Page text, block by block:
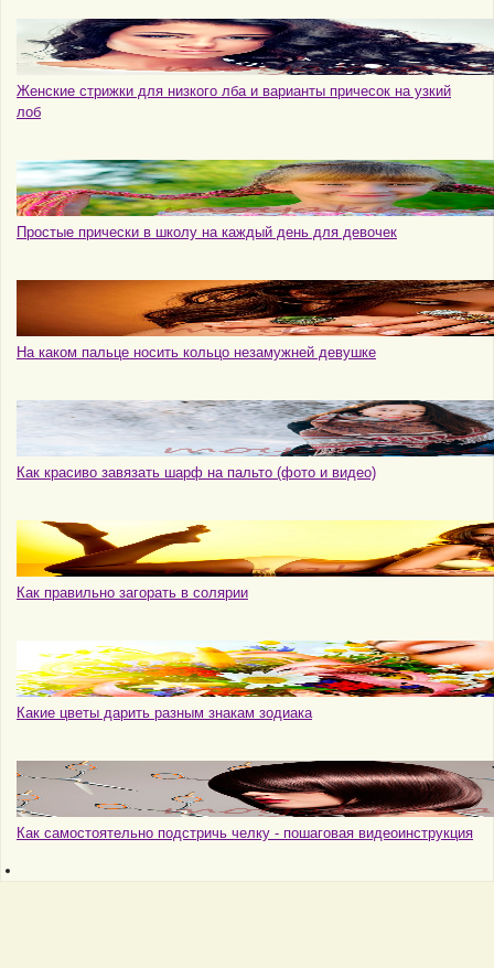
Женские стрижки для низкого лба и варианты причесок на узкий
лоб
Простые прически в школу на каждый день для девочек
На каком пальце носить кольцо незамужней девушке
Как красиво завязать шарф на пальто (фото и видео)
Как правильно загорать в солярии
Какие цветы дарить разным знакам зодиака
Как самостоятельно подстричь челку - пошаговая видеоинструкция